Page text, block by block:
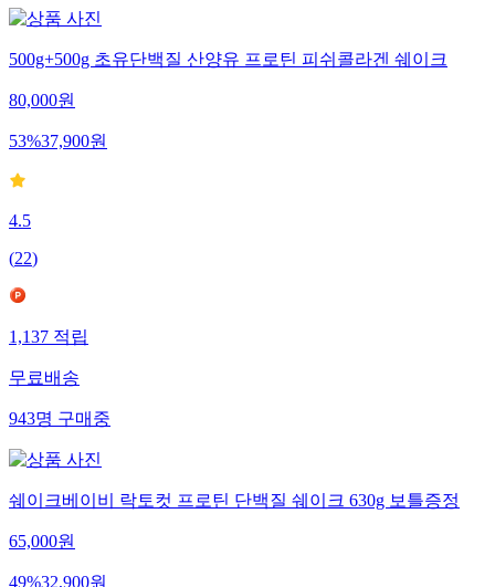
500g+500g 초유단백질 산양유 프로틴 피쉬콜라겐 쉐이크
80,000원
53%37,900원
4.5
(22)
1,137적립
무료배송
943명구매중
쉐이크베이비 락토컷 프로틴 단백질 쉐이크 630g 보틀증정
65,000원